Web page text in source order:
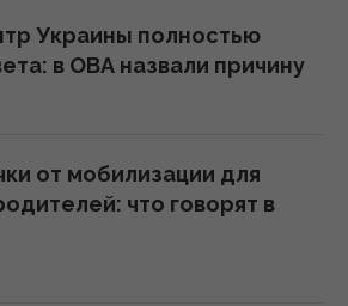
педагогов с 1 сентября
2026
о создании украинской
2026
Украины полностью
в ОВА назвали причину
от мобилизации для
что говорят в